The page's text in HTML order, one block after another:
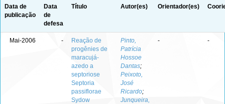
Data de
publicação
Data
de
defesa
Título Autor(es) Orientador(es)
Mai-2006 -
Reação de
progênies de
maracujá-
azedo a
septoriose
Septoria
passiflorae
Sydow
Pinto,
Patrícia
Hossoe
Dantas;
Peixoto,
José
Ricardo;
Junqueira,
- -